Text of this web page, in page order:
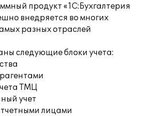
продукт «1С:Бухгалтерия
внедряется во многих
разных отраслей
следующие блоки учета:
ТМЦ
учет
лицами